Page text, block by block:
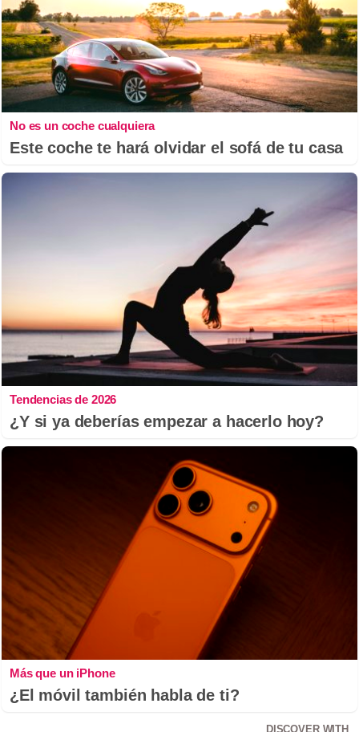
No es un coche cualquiera
Este coche te hará olvidar el sofá de tu casa
Tendencias de 2026
¿Y si ya deberías empezar a hacerlo hoy?
Más que un iPhone
¿El móvil también habla de ti?
DISCOVER WITH